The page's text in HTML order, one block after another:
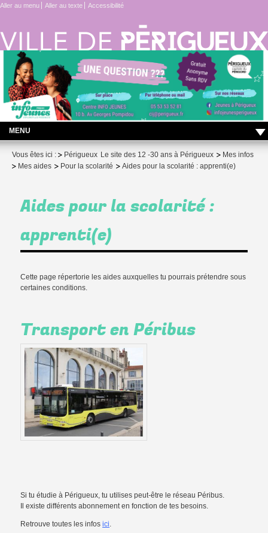
Aller au menu Aller au texte Accessibilité
MENU
LES ACTUS DU CENTRE INFO JEUNES !
Projet – engagement
Me protéger
Vous êtes ici : Périgueux Le site des 12 -30 ans à Périgueux
Mes infos
Mes aides
Pour la scolarité Aides pour la scolarité : apprenti(e)
Aides pour la scolarité :
apprenti(e)
Cette page répertorie les aides auxquelles tu pourrais prétendre sous
certaines conditions.
Transport en Péribus
Si tu étudie à Périgueux, tu utilises peut-être le réseau Péribus.
Il existe différents abonnement en fonction de tes besoins.
Retrouve toutes les infos ici.